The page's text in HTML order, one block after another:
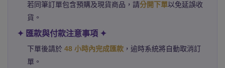
若同筆訂單包含預購及現貨商品，請分開下單以免延誤收
貨。
✦ 匯款與付款注意事項 ✦
下單後請於 48 小時內完成匯款 ，逾時系統將自動取消訂
單。